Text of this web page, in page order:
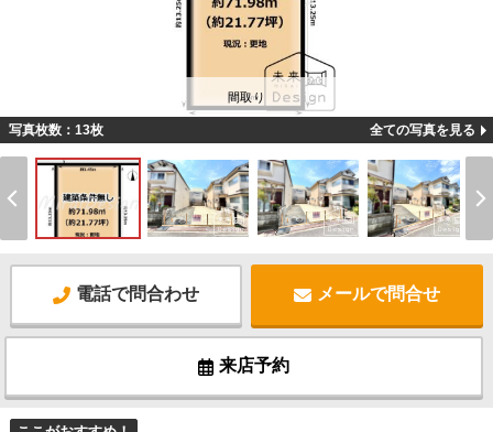
間取り
写真枚数：13枚 全ての写真を見る
電話で問合わせ メールで問合せ
来店予約